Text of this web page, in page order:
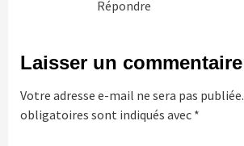
Répondre
Laisser un commentaire
Votre adresse e-mail ne sera pas publiée.
obligatoires sont indiqués avec *